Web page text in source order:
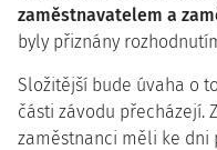
zaměstnavatelem a
byly přiznány
Složitější bude úvaha o
části závodu přecházejí.
zaměstnanci měli ke dni